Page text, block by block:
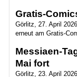
Gratis-
Görlitz, 27. April
erneut am Gratis-
Messiaen-
Mai fort
Görlitz, 23. April